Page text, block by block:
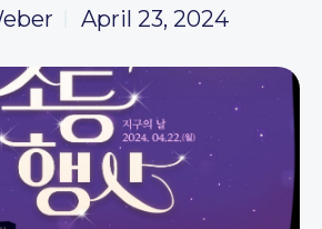
April 23, 2024